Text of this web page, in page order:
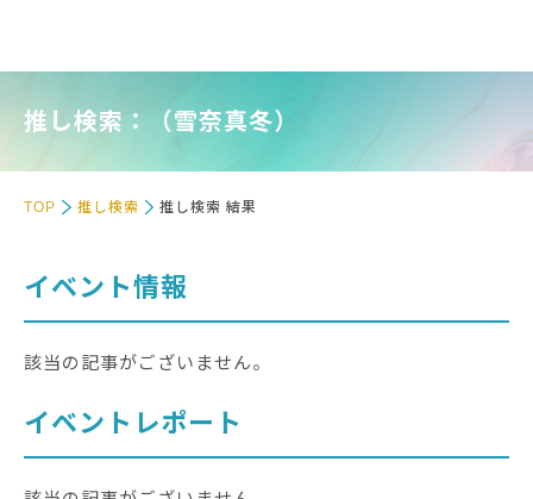
推し検索：（雪奈真冬）
TOP 推し検索 推し検索 結果
イベント情報
該当の記事がございません。
イベントレポート